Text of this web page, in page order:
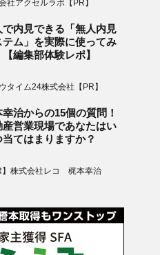
社アクセルラボ【PR】
で内見できる「無人内見
テム」を実際に使ってみ
【編集部体験レポ】
タイム24株式会社【PR】
治からの15個の質問！
産営業現場であなたはい
当てはまりますか？
】株式会社レコ 梶本幸治